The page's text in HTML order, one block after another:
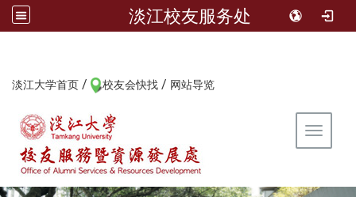
淡江校友服务处
淡江大学首页 / 校友会快找 / 网站导览
Toggle